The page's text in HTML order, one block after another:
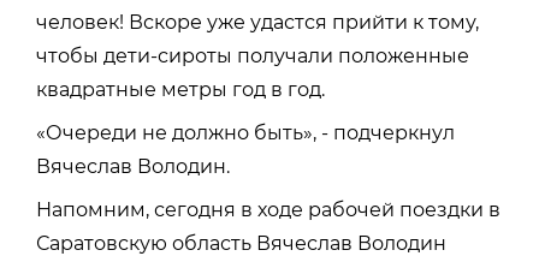
человек! Вскоре уже удастся прийти к тому,
чтобы дети-сироты получали положенные
квадратные метры год в год.
«Очереди не должно быть», - подчеркнул
Вячеслав Володин.
Напомним, сегодня в ходе рабочей поездки в
Саратовскую область Вячеслав Володин